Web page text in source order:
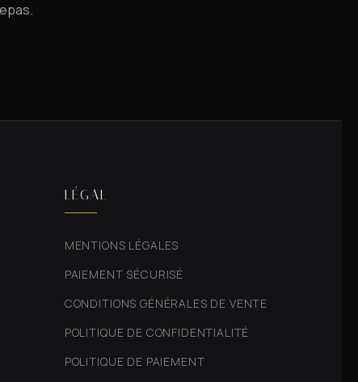
LÉGAL
MENTIONS LÉGALES
PAIEMENT SÉCURISÉ
CONDITIONS GÉNÉRALES DE VENTE
POLITIQUE DE CONFIDENTIALITÉ
POLITIQUE DE PAIEMENT